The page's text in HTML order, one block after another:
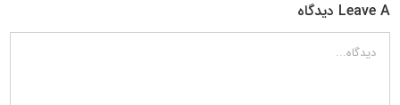
Leave A دیدگاه
دیدگاه